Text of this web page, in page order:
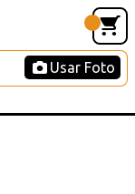
Usar Foto